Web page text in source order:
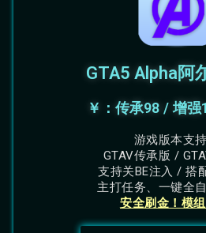
GTA5 Alpha阿
￥：传承98 / 增强
游戏版本支持
GTAV传承版 /
支持关BE注入 / 搭
主打任务、一键全
安全刷金！模